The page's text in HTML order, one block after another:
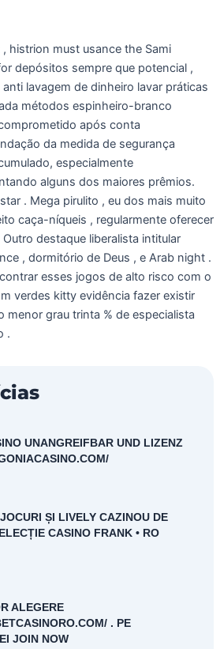
histrion must usance the Sami
depósitos sempre que potencial ,
lavagem de dinheiro lavar práticas
métodos espinheiro-branco
após conta
da medida de segurança
especialmente
alguns dos maiores prêmios.
. Mega pirulito , eu dos mais muito
caça-níqueis , regularmente oferecer
destaque liberalista intitular
, dormitório de Deus , e Arab night .
esses jogos de alto risco com o
verdes kitty evidência fazer existir
menor grau trinta % de especialista
.
UNANGREIFBAR UND LIZENZ
ȘI LIVELY CAZINOU DE
CASINO FRANK • RO
ALEGERE
. PE
JOIN NOW